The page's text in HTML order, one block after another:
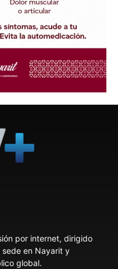
por internet, dirigido
sede en Nayarit y
global.